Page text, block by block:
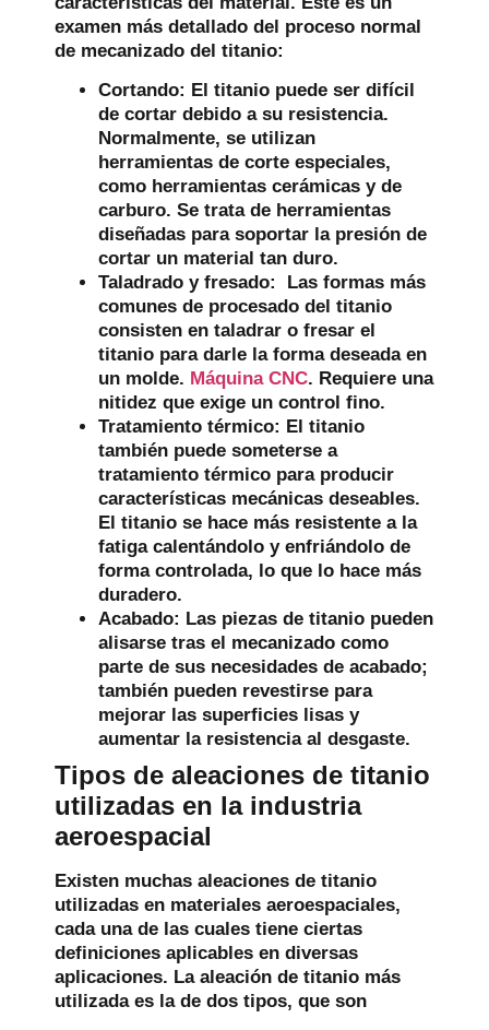
examen más detallado del proceso normal
de mecanizado del titanio:
Cortando: El titanio puede ser difícil
de cortar debido a su resistencia.
Normalmente, se utilizan
herramientas de corte especiales,
como herramientas cerámicas y de
carburo. Se trata de herramientas
diseñadas para soportar la presión de
cortar un material tan duro.
Taladrado y fresado:
Las formas más
comunes de procesado del titanio
consisten en taladrar o fresar el
titanio para darle la forma deseada en
un molde. Máquina CNC. Requiere una
nitidez que exige un control fino.
Tratamiento térmico: El titanio
también puede someterse a
tratamiento térmico para producir
características mecánicas deseables.
El titanio se hace más resistente a la
fatiga calentándolo y enfriándolo de
forma controlada, lo que lo hace más
duradero.
Acabado: Las piezas de titanio pueden
alisarse tras el mecanizado como
parte de sus necesidades de acabado;
también pueden revestirse para
mejorar las superficies lisas y
aumentar la resistencia al desgaste.
Tipos de aleaciones de titanio
utilizadas en la industria
aeroespacial
Existen muchas aleaciones de titanio
utilizadas en materiales aeroespaciales,
cada una de las cuales tiene ciertas
definiciones aplicables en diversas
aplicaciones. La aleación de titanio más
utilizada es la de dos tipos, que son